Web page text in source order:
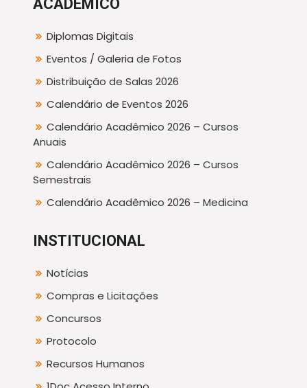
ACADÊMICO
Diplomas Digitais
Eventos / Galeria de Fotos
Distribuição de Salas 2026
Calendário de Eventos 2026
Calendário Acadêmico 2026 – Cursos
Anuais
Calendário Acadêmico 2026 – Cursos
Semestrais
Calendário Acadêmico 2026 – Medicina
INSTITUCIONAL
Notícias
Compras e Licitações
Concursos
Protocolo
Recursos Humanos